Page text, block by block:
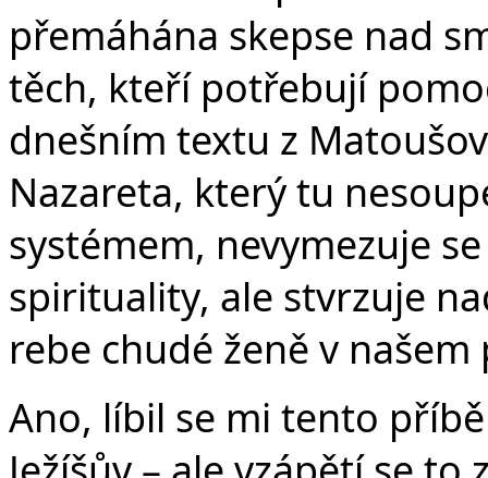
přemáhána skepse nad
těch, kteří potřebují
dnešním textu z
Nazareta, který tu
systémem, nevymezuje
spirituality, ale stvrzuje
rebe chudé ženě v
Ano, líbil se mi tento